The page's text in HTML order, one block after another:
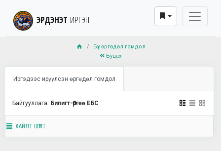
ЭРДЭНЭТ ИРГЭН
Бүх өргөдөл гомдол
Буцах
Иргэдээс ирүүлсэн өргөдөл гомдол
Байгууллага: Билигт-Өргөө ЕБС
ХАЙЛТ ШҮҮЛТ...